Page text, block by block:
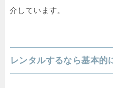
介しています。
レンタルするなら基本的